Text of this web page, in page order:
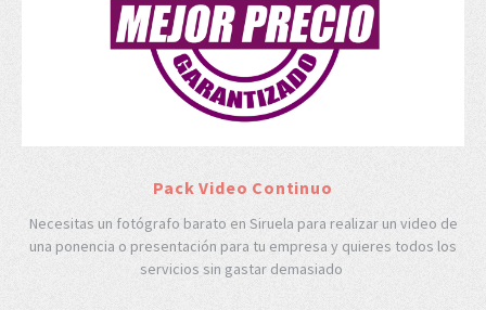
Pack Video Continuo
Necesitas un fotógrafo barato en Siruela para realizar un video de
una ponencia o presentación para tu empresa y quieres todos los
servicios sin gastar demasiado